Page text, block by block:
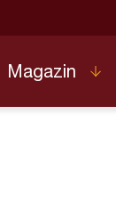
Magazin